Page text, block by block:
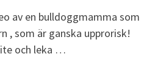
av en bulldoggmamma som
, som är ganska upprorisk!
och leka …